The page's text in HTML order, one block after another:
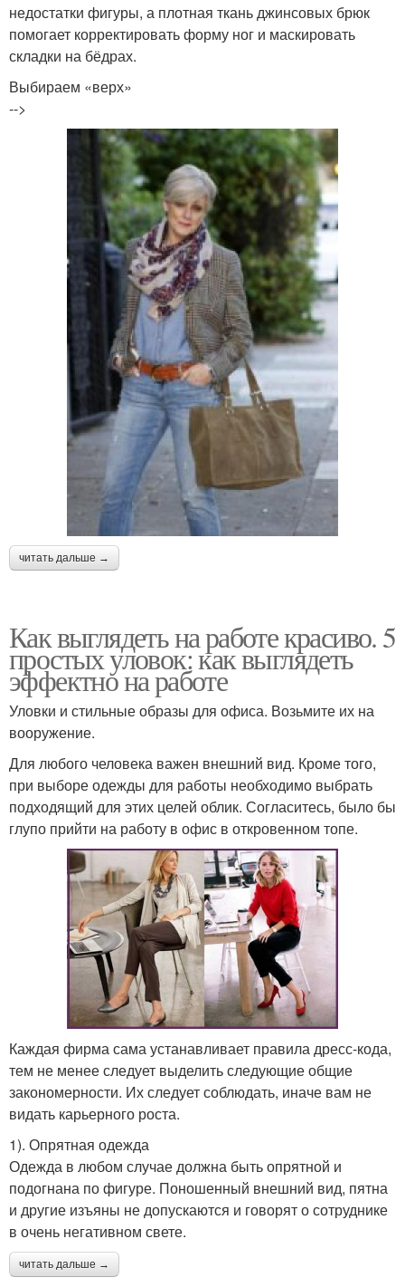
недостатки фигуры, а плотная ткань джинсовых брюк
помогает корректировать форму ног и маскировать
складки на бёдрах.
Выбираем «верх»
-->
читать дальше →
Как выглядеть на работе красиво. 5
простых уловок: как выглядеть
эффектно на работе
Уловки и стильные образы для офиса. Возьмите их на
вооружение.
Для любого человека важен внешний вид. Кроме того,
при выборе одежды для работы необходимо выбрать
подходящий для этих целей облик. Согласитесь, было бы
глупо прийти на работу в офис в откровенном топе.
Каждая фирма сама устанавливает правила дресс-кода,
тем не менее следует выделить следующие общие
закономерности. Их следует соблюдать, иначе вам не
видать карьерного роста.
1). Опрятная одежда
Одежда в любом случае должна быть опрятной и
подогнана по фигуре. Поношенный внешний вид, пятна
и другие изъяны не допускаются и говорят о сотруднике
в очень негативном свете.
читать дальше →